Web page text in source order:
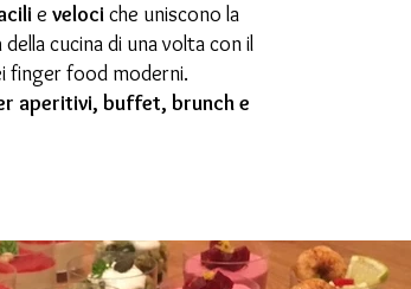
evelociche uniscono la
della cucina di una volta con il
finger food moderni.
aperitivi, buffet, brunch e